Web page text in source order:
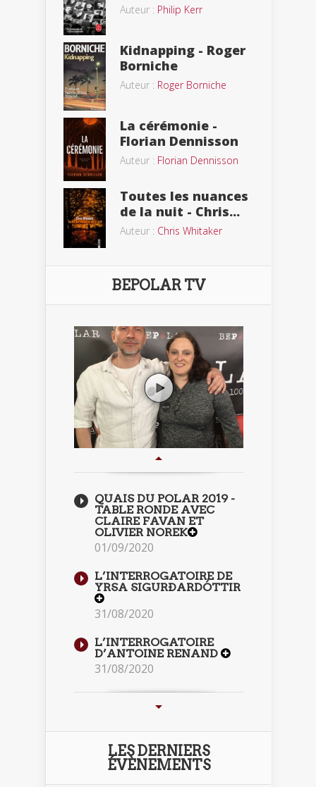
Auteur : Philip Kerr
Kidnapping - Roger
Borniche
Auteur : Roger Borniche
La cérémonie -
Florian Dennisson
Auteur : Florian Dennisson
Toutes les nuances
de la nuit - Chris...
Auteur : Chris Whitaker
BEPOLAR TV
QUAIS DU POLAR 2019 -
TABLE RONDE AVEC
CLAIRE FAVAN ET
OLIVIER NOREK
01/09/2020
L’INTERROGATOIRE DE
YRSA SIGURÐARDÓTTIR
31/08/2020
L’INTERROGATOIRE
D’ANTOINE RENAND
31/08/2020
LES DERNIERS
ÉVÈNEMENTS